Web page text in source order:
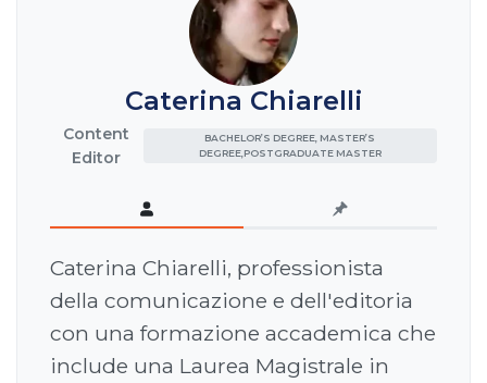
Caterina Chiarelli
Content
Editor
BACHELOR’S DEGREE, MASTER’S
DEGREE,POSTGRADUATE MASTER
Caterina Chiarelli, professionista
della comunicazione e dell'editoria
con una formazione accademica che
include una Laurea Magistrale in